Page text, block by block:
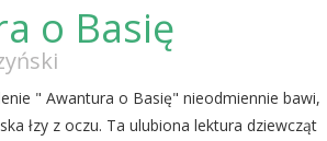
o Basię
" Awantura o Basię" nieodmiennie bawi,
łzy z oczu. Ta ulubiona lektura dziewcząt